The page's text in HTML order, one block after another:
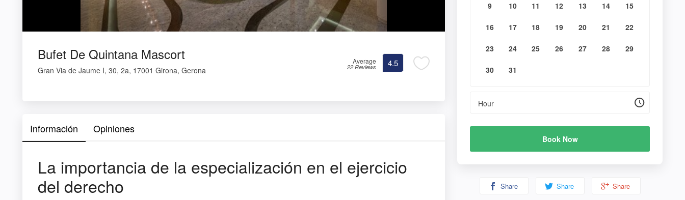
Bufet De Quintana Mascort
Gran Via de Jaume I, 30, 2a, 17001 Girona, Gerona
Average
22 Reviews 4.5
Información Opiniones
La importancia de la especialización en el ejercicio
del derecho
9 10 11 12 13 14 15
16 17 18 19 20 21 22
23 24 25 26 27 28 29
30 31
Hour
Book Now
Share Share Share